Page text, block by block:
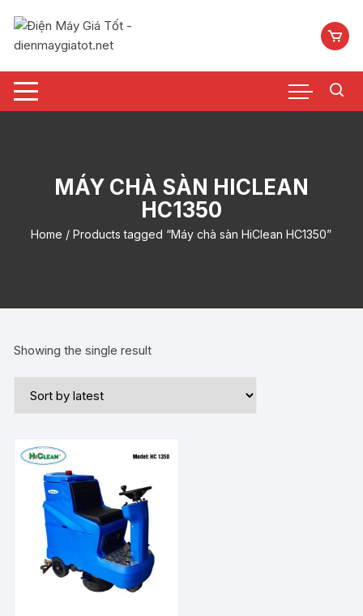
nội
MÁY CHÀ SÀN HICLEAN
HC1350
Home / Products tagged “Máy chà sàn HiClean HC1350”
Showing the single result